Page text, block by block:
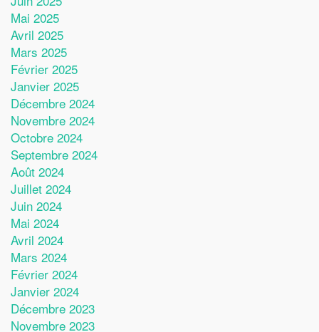
Mai 2025
Avril 2025
Mars 2025
Février 2025
Janvier 2025
Décembre 2024
Novembre 2024
Octobre 2024
Septembre 2024
Août 2024
Juillet 2024
Juin 2024
Mai 2024
Avril 2024
Mars 2024
Février 2024
Janvier 2024
Décembre 2023
Novembre 2023